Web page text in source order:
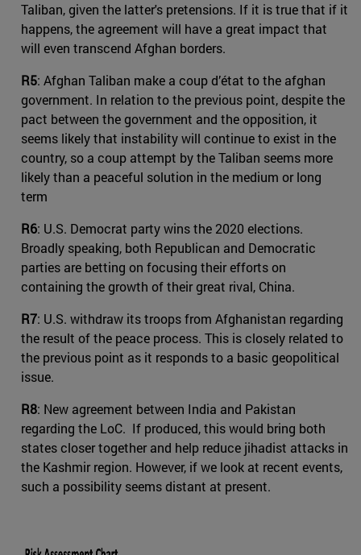
Taliban, given the latter's pretensions. If it is true that if it
happens, the agreement will have a great impact that
will even transcend Afghan borders.
R5: Afghan Taliban make a coup d’état to the afghan
government. In relation to the previous point, despite the
pact between the government and the opposition, it
seems likely that instability will continue to exist in the
country, so a coup attempt by the Taliban seems more
likely than a peaceful solution in the medium or long
term
R6: U.S. Democrat party wins the 2020 elections.
Broadly speaking, both Republican and Democratic
parties are betting on focusing their efforts on
containing the growth of their great rival, China.
R7: U.S. withdraw its troops from Afghanistan regarding
the result of the peace process. This is closely related to
the previous point as it responds to a basic geopolitical
issue.
R8: New agreement between India and Pakistan
regarding the LoC. If produced, this would bring both
states closer together and help reduce jihadist attacks in
the Kashmir region. However, if we look at recent events,
such a possibility seems distant at present.